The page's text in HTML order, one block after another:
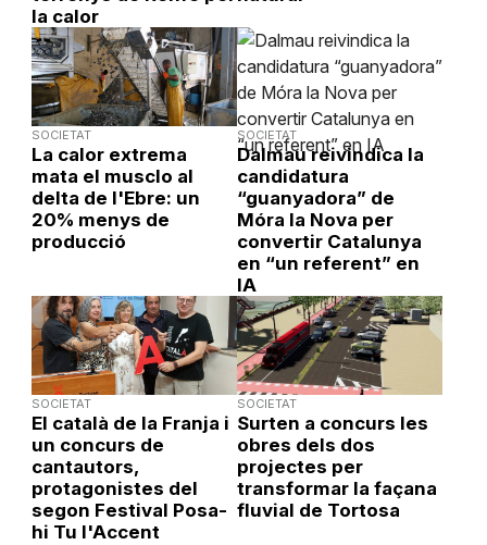
la calor
SOCIETAT
La calor extrema
mata el musclo al
delta de l'Ebre: un
20% menys de
producció
SOCIETAT
Dalmau reivindica la
candidatura
“guanyadora” de
Móra la Nova per
convertir Catalunya
en “un referent” en
IA
SOCIETAT
El català de la Franja i
un concurs de
cantautors,
protagonistes del
segon Festival Posa-
hi Tu l'Accent
SOCIETAT
Surten a concurs les
obres dels dos
projectes per
transformar la façana
fluvial de Tortosa